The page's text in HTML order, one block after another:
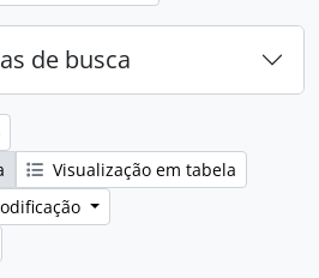
de busca
Visualização em tabela